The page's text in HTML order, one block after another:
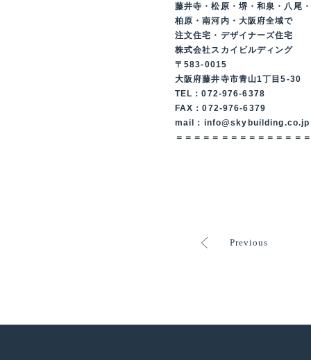
藤井寺・松原・堺・和泉・八尾
柏原・南河内・大阪府全域で
注文住宅・デザイナーズ住宅
株式会社スカイビルディング
〒583-0015
大阪府藤井寺市青山1丁目5-30
TEL：072-976-6378
FAX：072-976-6379
mail：info@skybuilding.co.jp
＝＝＝＝＝＝＝＝＝＝＝＝＝＝
Previous